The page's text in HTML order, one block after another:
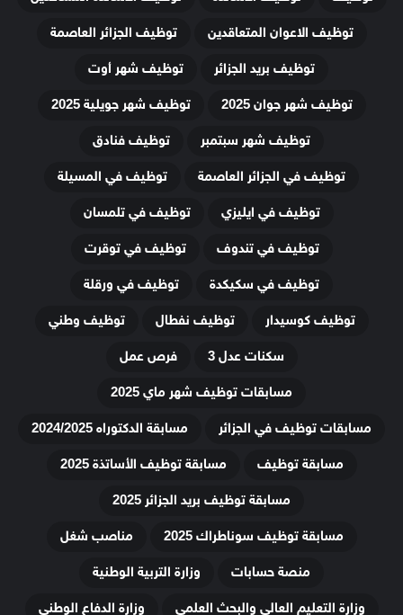
توظيف الاعوان المتعاقدين
توظيف الجزائر العاصمة
توظيف بريد الجزائر
توظيف شهر أوت
توظيف شهر جوان 2025
توظيف شهر جويلية 2025
توظيف شهر سبتمبر
توظيف فنادق
توظيف في الجزائر العاصمة
توظيف في المسيلة
توظيف في ايليزي
توظيف في تلمسان
توظيف في تندوف
توظيف في توقرت
توظيف في سكيكدة
توظيف في ورقلة
توظيف كوسيدار
توظيف نفطال
توظيف وطني
سكنات عدل 3
فرص عمل
مسابقات توظيف شهر ماي 2025
مسابقات توظيف في الجزائر
مسابقة الدكتوراه 2024/2025
مسابقة توظيف
مسابقة توظيف الأساتذة 2025
مسابقة توظيف بريد الجزائر 2025
مسابقة توظيف سوناطراك 2025
مناصب شغل
منصة حسابات
وزارة التربية الوطنية
وزارة التعليم العالي والبحث العلمي
وزارة الدفاع الوطني